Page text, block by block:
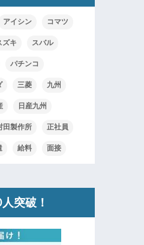
アイシン コマツ
ズキ スバル
パチンコ
三菱 九州
日産九州
田製作所 正社員
給料 面接
突破！